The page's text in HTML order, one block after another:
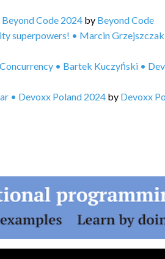
Code 2024 by Beyond Code
superpowers! • Marcin
• Bartek Kuczyński •
• Devoxx Poland 2024 by Devoxx